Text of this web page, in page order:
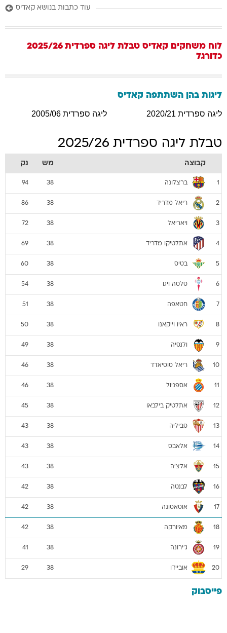
עוד כתבות בנושא קאדיס
לוח משחקים קאדיס טבלת ליגה ספרדית 2025/26
כדורגל
ליגות בהן השתתפה קאדיס
ליגה ספרדית 2020/21 ליגה ספרדית 2005/06
טבלת ליגה ספרדית 2025/26
קבוצה מש נק
1 ברצלונה 38
94
2 ריאל מדריד 38
86
3 ויאריאל 38
72
4 אתלטיקו מדריד 38
69
5 בטיס 38
60
6 סלטה ויגו 38
54
7 חטאפה 38
51
8 ראיו וייקאנו 38
50
9 ולנסיה 38
49
10 ריאל סוסיאדד 38
46
11 אספניול 38
46
12 אתלטיק בילבאו 38
45
13 סביליה 38
43
14 אלאבס 38
43
15 אלצ'ה 38
43
16 לבנטה 38
42
17 אוסאסונה 38
42
18 מאיורקה 38
42
19 ג'ירונה 38
41
20 אוביידו 38
29
פייסבוק